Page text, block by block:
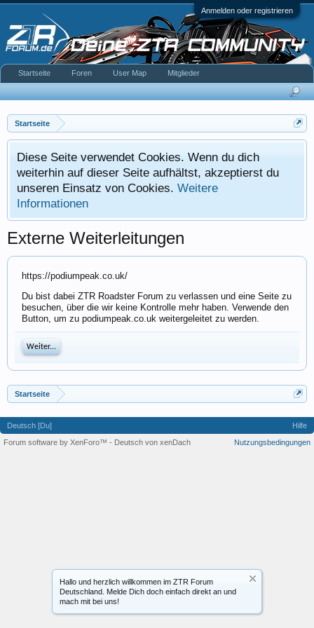
Anmelden oder registrieren
Startseite
Diese Seite verwendet Cookies. Wenn du dich
weiterhin auf dieser Seite aufhältst, akzeptierst du
unseren Einsatz von Cookies. Weitere
Informationen
Hallo und herzlich willkommen im ZTR Forum
Deutschland. Melde Dich doch einfach direkt an und
mach mit bei uns!
Externe Weiterleitungen
https://podiumpeak.co.uk/
Du bist dabei ZTR Roadster Forum zu verlassen und eine Seite zu
besuchen, über die wir keine Kontrolle mehr haben. Verwende den
Button, um zu podiumpeak.co.uk weitergeleitet zu werden.
Weiter...
Startseite
Startseite Foren User Map Mitglieder
Deutsch [Du]
Hilfe
Nutzungsbedingungen
Forum software by XenForo™ - Deutsch von xenDach